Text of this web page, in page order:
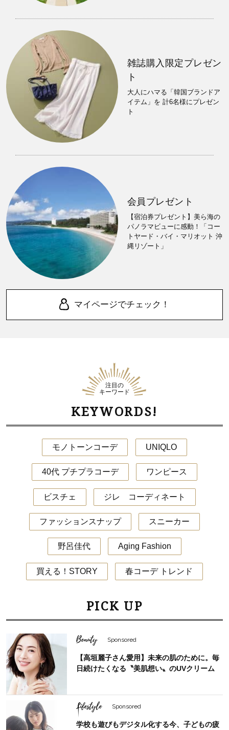
雑誌購入限定プレゼン
ト
大人にハマる「韓国ブランドア
イテム」を 計6名様にプレゼン
ト
会員プレゼント
【宿泊券プレゼント】美ら海の
パノラマビューに感動！「コー
トヤード・バイ・マリオット 沖
縄リゾート」
マイページでチェック！
注目の
キーワード
KEYWORDS!
モノトーンコーデ UNIQLO
40代 プチプラコーデ ワンピース
ビスチェ ジレ コーディネート
ファッションスナップ スニーカー
野呂佳代 Aging Fashion
買える！STORY 春コーデ トレンド
PICK UP
Beauty Sponsored
【高垣麗子さん愛用】未来の肌のために。毎
日続けたくなる〝美肌想い〟のUVクリーム
Lifestyle Sponsored
学校も遊びもデジタル化する今、子どもの疲